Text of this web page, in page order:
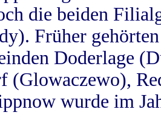
die beiden
Früher
Doderlage
(Glowaczewo),
wurde im